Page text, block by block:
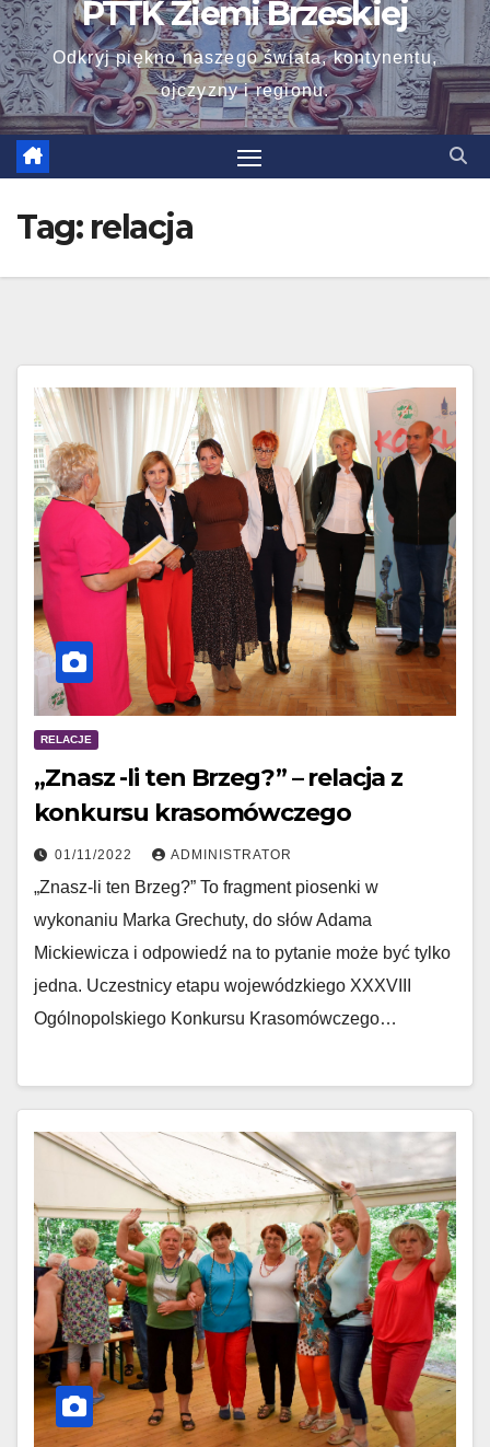
PTTK Ziemi Brzeskiej
Odkryj piękno naszego świata, kontynentu,
ojczyzny i regionu.
Tag: relacja
RELACJE
„Znasz -li ten Brzeg?” – relacja z
konkursu krasomówczego
01/11/2022 ADMINISTRATOR
„Znasz-li ten Brzeg?” To fragment piosenki w
wykonaniu Marka Grechuty, do słów Adama
Mickiewicza i odpowiedź na to pytanie może być tylko
jedna. Uczestnicy etapu wojewódzkiego XXXVIII
Ogólnopolskiego Konkursu Krasomówczego…